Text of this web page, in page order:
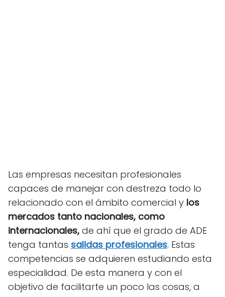
Las empresas necesitan profesionales
capaces de manejar con destreza todo lo
relacionado con el ámbito comercial y los
mercados tanto nacionales, como
internacionales, de ahí que el grado de ADE
tenga tantas salidas profesionales. Estas
competencias se adquieren estudiando esta
especialidad. De esta manera y con el
objetivo de facilitarte un poco las cosas, a